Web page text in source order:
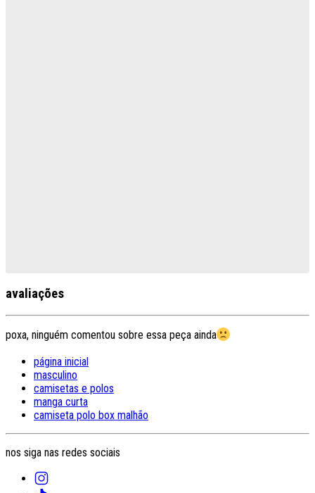
avaliações
poxa, ninguém comentou sobre essa peça ainda
página inicial
masculino
camisetas e polos
manga curta
camiseta polo box malhão
nos siga nas redes sociais